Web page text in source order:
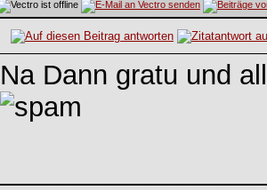
Na Dann gratu und